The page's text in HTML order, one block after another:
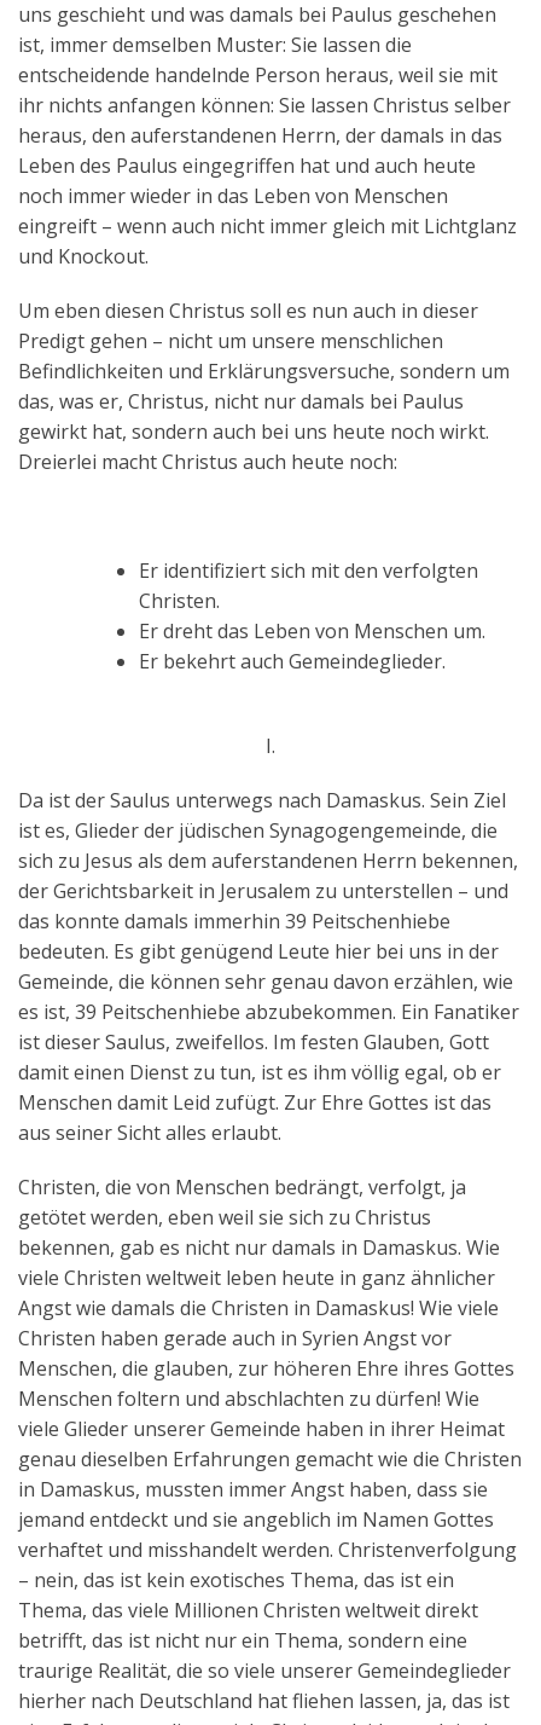
uns geschieht und was damals bei Paulus geschehen
ist, immer demselben Muster: Sie lassen die
entscheidende handelnde Person heraus, weil sie mit
ihr nichts anfangen können: Sie lassen Christus selber
heraus, den auferstandenen Herrn, der damals in das
Leben des Paulus eingegriffen hat und auch heute
noch immer wieder in das Leben von Menschen
eingreift – wenn auch nicht immer gleich mit Lichtglanz
und Knockout.
Um eben diesen Christus soll es nun auch in dieser
Predigt gehen – nicht um unsere menschlichen
Befindlichkeiten und Erklärungsversuche, sondern um
das, was er, Christus, nicht nur damals bei Paulus
gewirkt hat, sondern auch bei uns heute noch wirkt.
Dreierlei macht Christus auch heute noch:
Er identifiziert sich mit den verfolgten
Christen.
Er dreht das Leben von Menschen um.
Er bekehrt auch Gemeindeglieder.
I.
Da ist der Saulus unterwegs nach Damaskus. Sein Ziel
ist es, Glieder der jüdischen Synagogengemeinde, die
sich zu Jesus als dem auferstandenen Herrn bekennen,
der Gerichtsbarkeit in Jerusalem zu unterstellen – und
das konnte damals immerhin 39 Peitschenhiebe
bedeuten. Es gibt genügend Leute hier bei uns in der
Gemeinde, die können sehr genau davon erzählen, wie
es ist, 39 Peitschenhiebe abzubekommen. Ein Fanatiker
ist dieser Saulus, zweifellos. Im festen Glauben, Gott
damit einen Dienst zu tun, ist es ihm völlig egal, ob er
Menschen damit Leid zufügt. Zur Ehre Gottes ist das
aus seiner Sicht alles erlaubt.
Christen, die von Menschen bedrängt, verfolgt, ja
getötet werden, eben weil sie sich zu Christus
bekennen, gab es nicht nur damals in Damaskus. Wie
viele Christen weltweit leben heute in ganz ähnlicher
Angst wie damals die Christen in Damaskus! Wie viele
Christen haben gerade auch in Syrien Angst vor
Menschen, die glauben, zur höheren Ehre ihres Gottes
Menschen foltern und abschlachten zu dürfen! Wie
viele Glieder unserer Gemeinde haben in ihrer Heimat
genau dieselben Erfahrungen gemacht wie die Christen
in Damaskus, mussten immer Angst haben, dass sie
jemand entdeckt und sie angeblich im Namen Gottes
verhaftet und misshandelt werden. Christenverfolgung
– nein, das ist kein exotisches Thema, das ist ein
Thema, das viele Millionen Christen weltweit direkt
betrifft, das ist nicht nur ein Thema, sondern eine
traurige Realität, die so viele unserer Gemeindeglieder
hierher nach Deutschland hat fliehen lassen, ja, das ist